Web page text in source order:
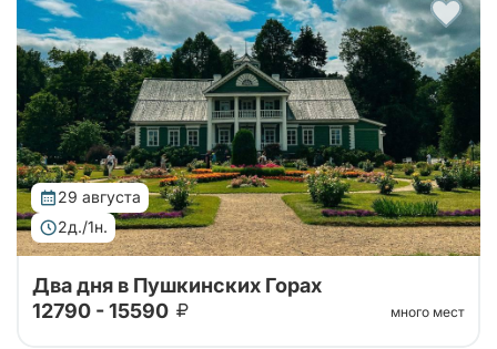
Автобусный тур в Пушкинские горы на 2 дня из
Санкт-Петербурга. Погружение в атмосферу
усадеб, парков и знаковых мест, связанных с
жизнью и творчеством Александра Сергееви...
29 августа
2д./1н.
Два дня в Пушкинских Горах
12790 - 15590
много мест